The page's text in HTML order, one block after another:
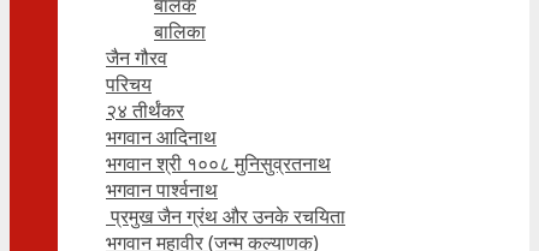
बालिका
जैन गौरव
परिचय
२४ तीर्थंकर
भगवान आदिनाथ
भगवान श्री १००८ मुनिसुव्रतनाथ
भगवान पार्श्वनाथ
प्रमुख जैन ग्रंथ और उनके रचयिता
भगवान महावीर (जन्म कल्याणक)